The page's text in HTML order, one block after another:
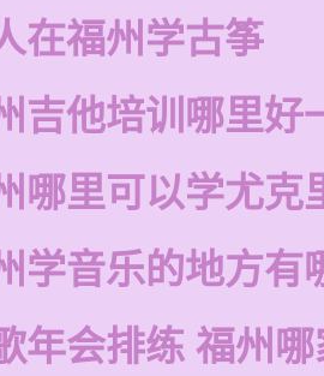
在福州学古筝
吉他培训哪里好
哪里可以学尤克
学音乐的地方有
年会排练 福州